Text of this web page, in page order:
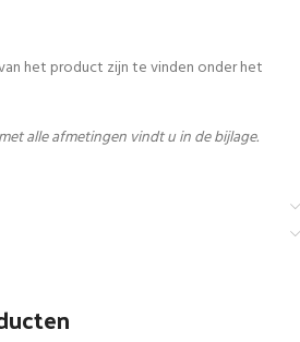
het product zijn te vinden onder het
alle afmetingen vindt u in de bijlage.